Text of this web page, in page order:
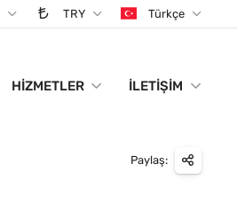
TRY Türkçe
HIZMETLER İLETIŞIM
Paylaş: